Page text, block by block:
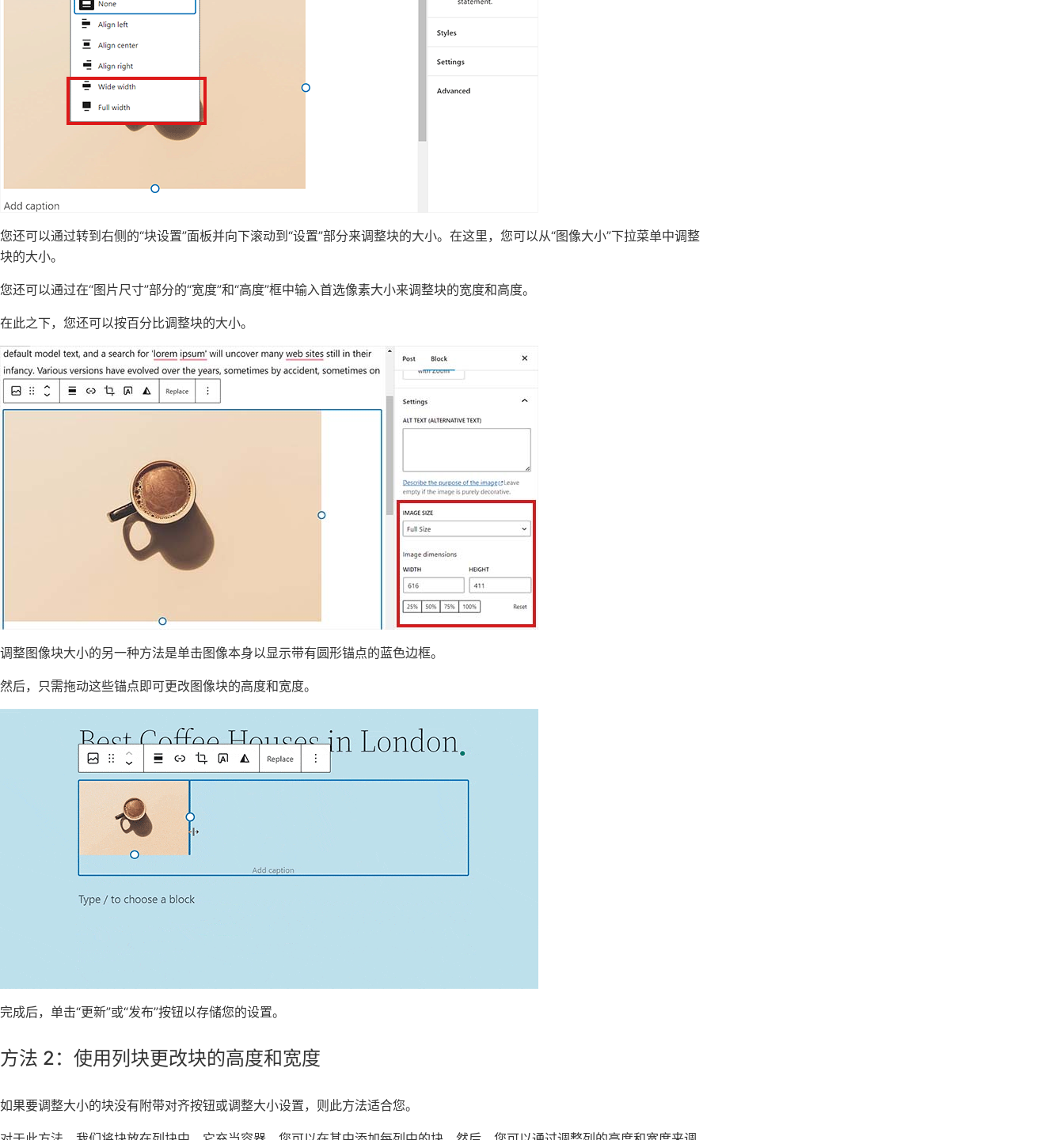
您还可以通过转到右侧的“块设置”面板并向下滚动到“设置”部分来调整块的大小。在这里，您可以从“图像大小”下拉菜单中调整
块的大小。
您还可以通过在“图片尺寸”部分的“宽度”和“高度”框中输入首选像素大小来调整块的宽度和高度。
在此之下，您还可以按百分比调整块的大小。
调整图像块大小的另一种方法是单击图像本身以显示带有圆形锚点的蓝色边框。
然后，只需拖动这些锚点即可更改图像块的高度和宽度。
完成后，单击“更新”或“发布”按钮以存储您的设置。
方法 2：使用列块更改块的高度和宽度
如果要调整大小的块没有附带对齐按钮或调整大小设置，则此方法适合您。